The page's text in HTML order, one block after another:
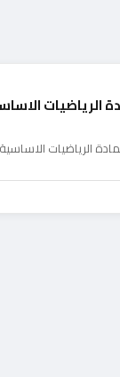
الرياضيات
الرياضيات